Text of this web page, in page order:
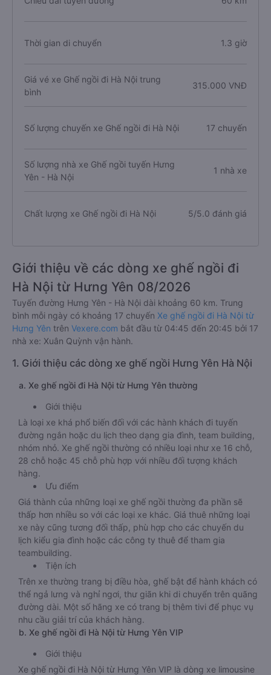
Thời gian di chuyển 1.3 giờ
Giá vé xe Ghế ngồi đi Hà Nội trung
bình
315.000 VNĐ
Số lượng chuyến xe Ghế ngồi đi Hà Nội 17 chuyến
Số lượng nhà xe Ghế ngồi tuyến Hưng
Yên - Hà Nội
1 nhà xe
Chất lượng xe Ghế ngồi đi Hà Nội 5/5.0 đánh giá
Giới thiệu về các dòng xe ghế ngồi đi
Hà Nội từ Hưng Yên 08/2026
Tuyến đường Hưng Yên - Hà Nội dài khoảng 60 km. Trung
bình mỗi ngày có khoảng 17 chuyến Xe ghế ngồi đi Hà Nội từ
Hưng Yên trên Vexere.com bắt đầu từ 04:45 đến 20:45 bởi 17
nhà xe: Xuân Quỳnh vận hành.
1. Giới thiệu các dòng xe ghế ngồi Hưng Yên Hà Nội
a. Xe ghế ngồi đi Hà Nội từ Hưng Yên thường
Giới thiệu
Là loại xe khá phổ biến đối với các hành khách đi tuyến
đường ngắn hoặc du lịch theo dạng gia đình, team building,
nhóm nhỏ. Xe ghế ngồi thường có nhiều loại như xe 16 chỗ,
28 chỗ hoặc 45 chỗ phù hợp với nhiều đối tượng khách
hàng.
Ưu điểm
Giá thành của những loại xe ghế ngồi thường đa phần sẽ
thấp hơn nhiều so với các loại xe khác. Giá thuê những loại
xe này cũng tương đối thấp, phù hợp cho các chuyến du
lịch kiểu gia đình hoặc các công ty thuê để tham gia
teambuilding.
Tiện ích
Trên xe thường trang bị điều hòa, ghế bật để hành khách có
thể ngả lưng và nghỉ ngơi, thư giãn khi di chuyển trên quãng
đường dài. Một số hãng xe có trang bị thêm tivi để phục vụ
nhu cầu giải trí của khách hàng.
b. Xe ghế ngồi đi Hà Nội từ Hưng Yên VIP
Giới thiệu
Xe ghế ngồi đi Hà Nội từ Hưng Yên VIP là dòng xe limousine